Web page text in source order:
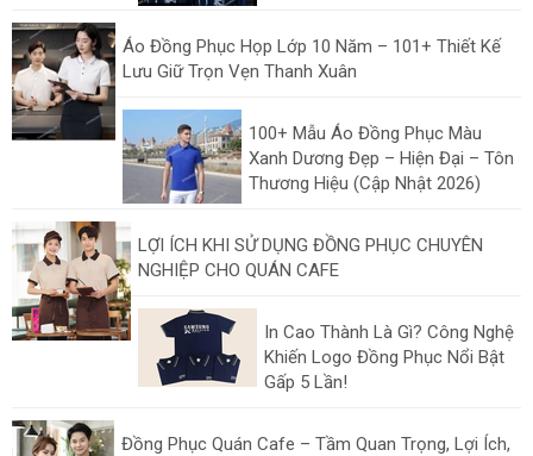
Áo Đồng Phục Họp Lớp 10 Năm – 101+ Thiết Kế
Lưu Giữ Trọn Vẹn Thanh Xuân
100+ Mẫu Áo Đồng Phục Màu
Xanh Dương Đẹp – Hiện Đại – Tôn
Thương Hiệu (Cập Nhật 2026)
LỢI ÍCH KHI SỬ DỤNG ĐỒNG PHỤC CHUYÊN
NGHIỆP CHO QUÁN CAFE
In Cao Thành Là Gì? Công Nghệ
Khiến Logo Đồng Phục Nổi Bật
Gấp 5 Lần!
Đồng Phục Quán Cafe – Tầm Quan Trọng, Lợi Ích,